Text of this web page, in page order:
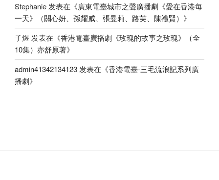
Stephanie发表在《廣東電臺城市之聲廣播劇《愛在香港每
一天》（關心妍、孫耀威、張曼莉、路芙、陳禮賢） 》
子煜 发表在《香港電臺廣播劇《玫瑰的故事之玫瑰》（全
10集）亦舒原著》
admin41342134123发表在《香港電臺-三毛流浪記系列廣
播劇》